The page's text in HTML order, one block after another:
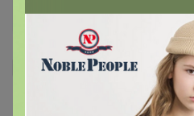
Я внимательно
с условиями членства в
вступления,